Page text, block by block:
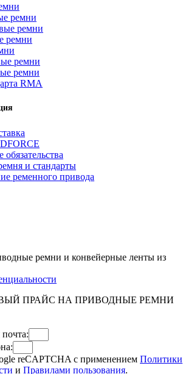
ремни
ремни
ремни
ремни
ремни
RMA
и стандарты
ременного привода
ремни и конвейерные ленты из
ПРАЙС НА ПРИВОДНЫЕ РЕМНИ
reCAPTCHA с применением Политики
и Правилами пользования.